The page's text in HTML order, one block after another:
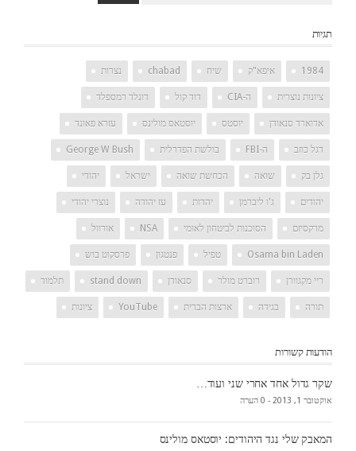
תגיות
1984 איפא"ק שיח chabad נצרות
ציונות נוצרית ה-CIA דוד קול דונלד רמספלד
אדוארד סנאודן יוסטס יוסטאס מולינס עזרא פאונד
דגל כוזב ה-FBI בולשת הפדרלית George W Bush
גלן בק שואה הכחשת שואה ישראל יהודי
יהודים ג'ו ליברמן יהדות עז יהודה נוצרי יהודי
מרקסיזם הסוכנות לביטחון לאומי NSA אורוול
Osama bin Laden טפיל פנטגון פרסקוט בוש
ריי מקגוורן רוברט מולר סנאודן stand down תלמוד
תורה בגידה ארצות הברית YouTube ציונות
הודעות קשורות
שקר גדול אחד אחרי שני ועוד…
אוקטובר 1, 2013 - 0 הערה
המאבק שלי נגד היהודים: יוסטאס מולינס